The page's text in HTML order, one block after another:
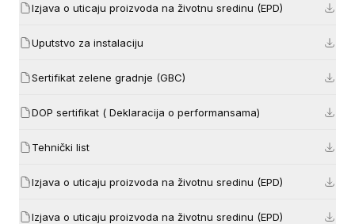
Izjava o uticaju proizvoda na životnu sredinu (EPD)
Uputstvo za instalaciju
Sertifikat zelene gradnje (GBC)
DOP sertifikat ( Deklaracija o performansama)
Tehnički list
Izjava o uticaju proizvoda na životnu sredinu (EPD)
Izjava o uticaju proizvoda na životnu sredinu (EPD)